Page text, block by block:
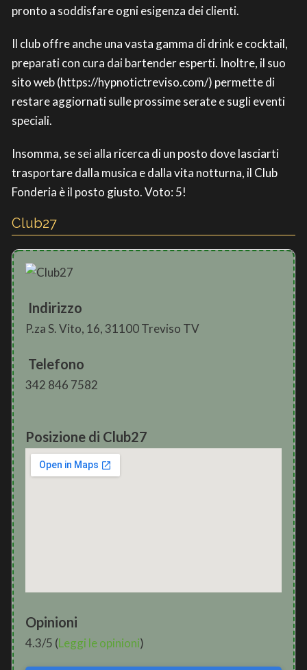
pronto a soddisfare ogni esigenza dei clienti.
Il club offre anche una vasta gamma di drink e cocktail,
preparati con cura dai bartender esperti. Inoltre, il suo
sito web (https://hypnotictreviso.com/) permette di
restare aggiornati sulle prossime serate e sugli eventi
speciali.
Insomma, se sei alla ricerca di un posto dove lasciarti
trasportare dalla musica e dalla vita notturna, il Club
Fonderia è il posto giusto. Voto: 5!
Club27
Indirizzo
P.za S. Vito, 16, 31100 Treviso TV
Telefono
342 846 7582
Posizione di Club27
Opinioni
4.3/5 (Leggi le opinioni)